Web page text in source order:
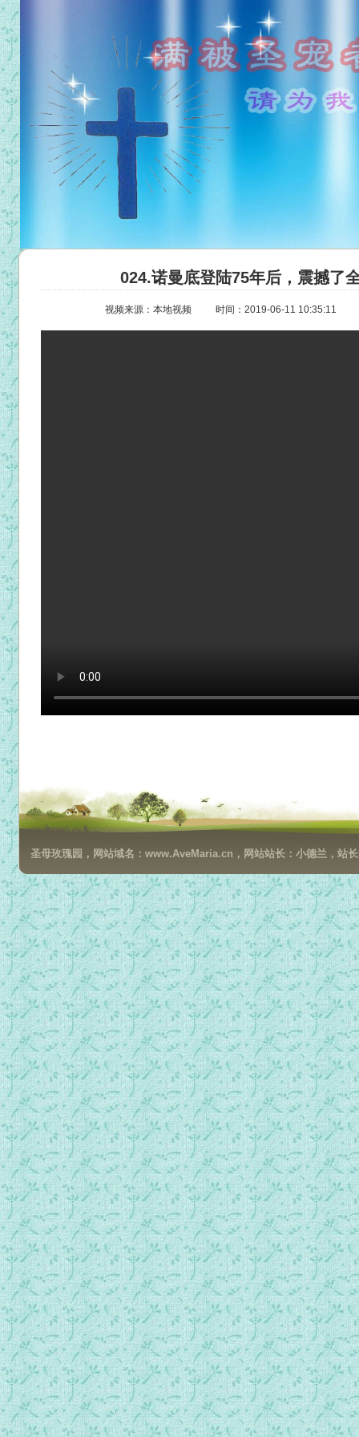
024.诺曼底登陆75年后，震撼了
视频来源：本地视频 时间：2019-06-11 10:35:11
圣母玫瑰园，网站域名：www.AveMaria.cn，网站站长：小德兰，